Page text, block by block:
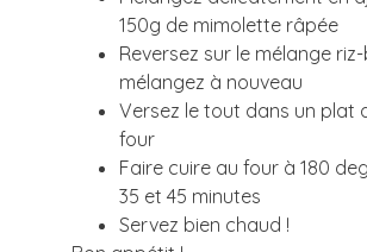
150g de mimolette râpée
Reversez sur le mélange
mélangez à nouveau
Versez le tout dans un plat
four
Faire cuire au four à 180
35 et 45 minutes
Servez bien chaud !